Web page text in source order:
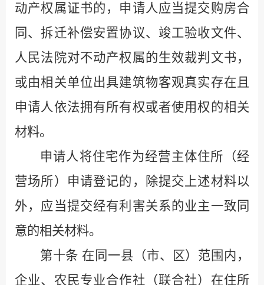
动产权属证书的，申请人应当提交购房合
同、拆迁补偿安置协议、竣工验收文件、
人民法院对不动产权属的生效裁判文书，
或由相关单位出具建筑物客观真实存在且
申请人依法拥有所有权或者使用权的相关
材料。
申请人将住宅作为经营主体住所（经
营场所）申请登记的，除提交上述材料以
外，应当提交经有利害关系的业主一致同
意的相关材料。
第十条 在同一县（市、区）范围内，
企业、农民专业合作社（联合社）在住所